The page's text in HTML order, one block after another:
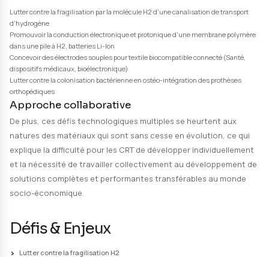
surfaces pour l'élaboration de matériaux innovants
conducteurs et réactifs avec leur milieu environnant.
stratégie de ressourcement proposée se base sur
collaborative qui consiste à croiser les compétences
partenaires et hybrider leurs procédés industriels : le
du CRITT TJFU ainsi que l'Azote supercritique et le Jet
haute pression, le Plasma du CRITT MI, le GLAM du
mutualiser leurs méthodes et moyens de
Applications visées
Les CRTs partenaires de SURFACESplus sont
fonctions avancées intégrables aux surfaces telles
propriétés d'échange avec le milieu environnant